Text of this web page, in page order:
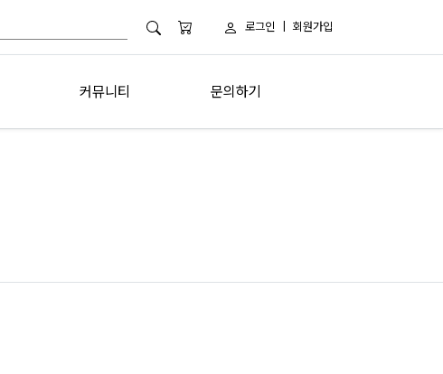
로그인 회원가입
커뮤니티 문의하기